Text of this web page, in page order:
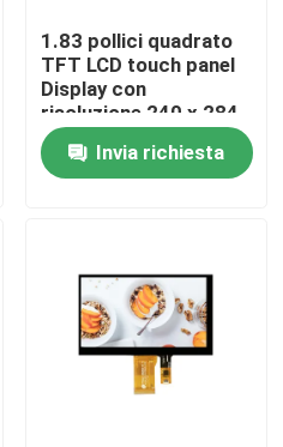
1.83 pollici quadrato
TFT LCD touch panel
Display con
risoluzione 240 x 284
e SPI Interface
Invia richiesta